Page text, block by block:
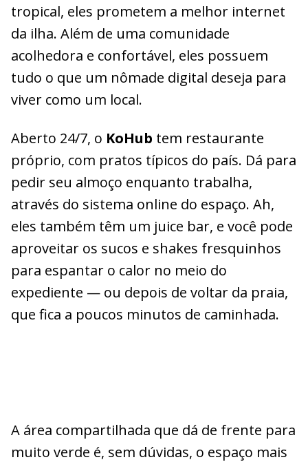
tropical, eles prometem a melhor internet
da ilha. Além de uma comunidade
acolhedora e confortável, eles possuem
tudo o que um nômade digital deseja para
viver como um local.
Aberto 24/7, o KoHub tem restaurante
próprio, com pratos típicos do país. Dá para
pedir seu almoço enquanto trabalha,
através do sistema online do espaço. Ah,
eles também têm um juice bar, e você pode
aproveitar os sucos e shakes fresquinhos
para espantar o calor no meio do
expediente — ou depois de voltar da praia,
que fica a poucos minutos de caminhada.
A área compartilhada que dá de frente para
muito verde é, sem dúvidas, o espaço mais